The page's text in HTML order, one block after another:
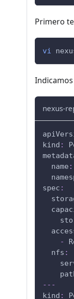
Primero
vi
nexus-
kind :
name :
spec :
-
nfs :
---
kind :